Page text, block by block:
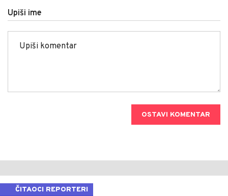
Upiši ime
OSTAVI KOMENTAR
ČITAOCI REPORTERI